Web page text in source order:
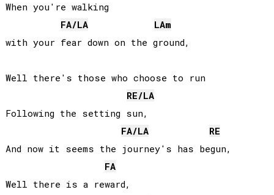
When you're walking
FA/LA LAm
with your fear down on the ground,
Well there's those who choose to run
RE/LA
Following the setting sun,
FA/LA
RE
And now it seems the journey's has begun,
FA
Well there is a reward,